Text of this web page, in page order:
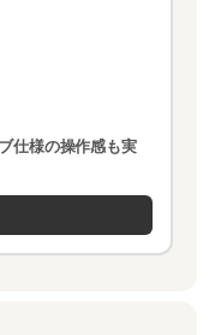
仕様の操作感も実